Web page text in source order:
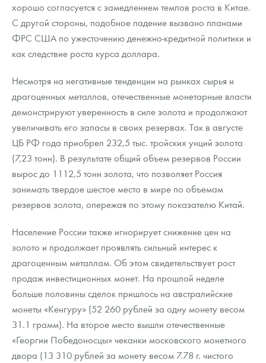
хорошо согласуется с замедлением темпов роста в Китае.
С другой стороны, подобное падение вызвано планами
ФРС США по ужесточению денежно-кредитной политики и
как следствие роста курса доллара.
Несмотря на негативные тенденции на рынках сырья и
драгоценных металлов, отечественные монетарные власти
демонстрируют уверенность в силе золота и продолжают
увеличивать его запасы в своих резервах. Так в августе
ЦБ РФ года приобрел 232,5 тыс. тройских унций золота
(7,23 тонн). В результате общий объем резервов России
вырос до 1112,5 тонн золота, что позволяет Россия
занимать твердое шестое место в мире по объемам
резервов золота, опережая по этому показателю Китай.
Население России также игнорирует снижение цен на
золото и продолжает проявлять сильный интерес к
драгоценным металлам. Об этом свидетельствует рост
продаж инвестиционных монет. На прошлой неделе
больше половины сделок пришлось на австралийские
монеты «Кенгуру» (52 260 рублей за одну монету весом
31.1 грамм). На второе место вышли отечественные
«Георгии Победоносцы» чеканки московского монетного
двора (13 310 рублей за монету весом 7.78 г. чистого